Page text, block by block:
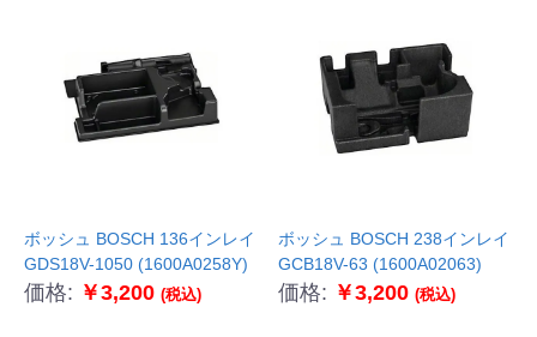
ボッシュ BOSCH 136インレイ
GDS18V-1050 (1600A0258Y)
価格: ￥3,200 (税込)
ボッシュ BOSCH 238インレイ
GCB18V-63 (1600A02063)
価格: ￥3,200 (税込)